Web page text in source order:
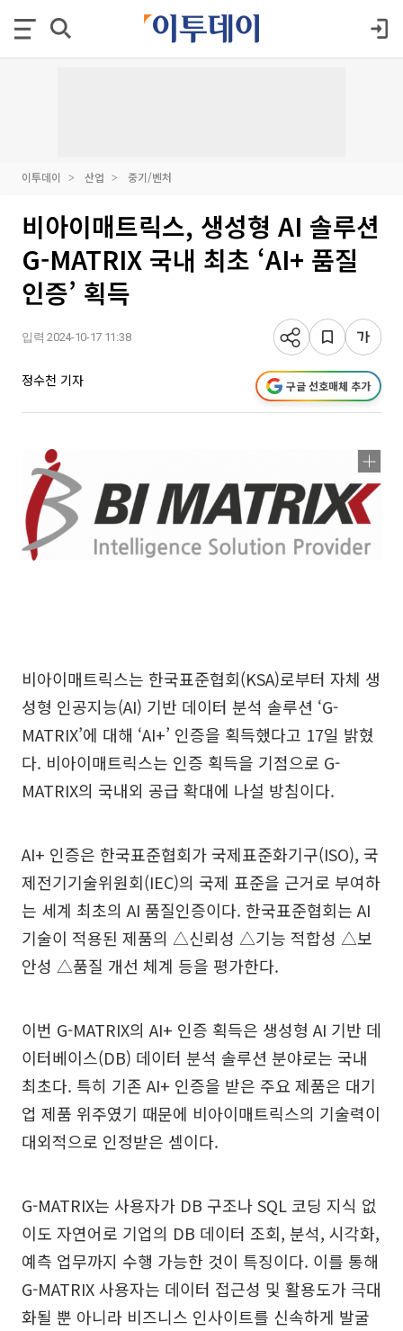
이투데이 산업 중기/벤처
비아이매트릭스, 생성형 AI 솔루션
G-MATRIX 국내 최초 ‘AI+ 품질
인증’ 획득
입력 2024-10-17 11:38
정수천 기자 구글 선호매체 추가
비아이매트릭스는 한국표준협회(KSA)로부터 자체 생
성형 인공지능(AI) 기반 데이터 분석 솔루션 ‘G-
MATRIX’에 대해 ‘AI+’ 인증을 획득했다고 17일 밝혔
다. 비아이매트릭스는 인증 획득을 기점으로 G-
MATRIX의 국내외 공급 확대에 나설 방침이다.
AI+ 인증은 한국표준협회가 국제표준화기구(ISO), 국
제전기기술위원회(IEC)의 국제 표준을 근거로 부여하
는 세계 최초의 AI 품질인증이다. 한국표준협회는 AI
기술이 적용된 제품의 △신뢰성 △기능 적합성 △보
안성 △품질 개선 체계 등을 평가한다.
이번 G-MATRIX의 AI+ 인증 획득은 생성형 AI 기반 데
이터베이스(DB) 데이터 분석 솔루션 분야로는 국내
최초다. 특히 기존 AI+ 인증을 받은 주요 제품은 대기
업 제품 위주였기 때문에 비아이매트릭스의 기술력이
대외적으로 인정받은 셈이다.
G-MATRIX는 사용자가 DB 구조나 SQL 코딩 지식 없
이도 자연어로 기업의 DB 데이터 조회, 분석, 시각화,
예측 업무까지 수행 가능한 것이 특징이다. 이를 통해
G-MATRIX 사용자는 데이터 접근성 및 활용도가 극대
화될 뿐 아니라 비즈니스 인사이트를 신속하게 발굴